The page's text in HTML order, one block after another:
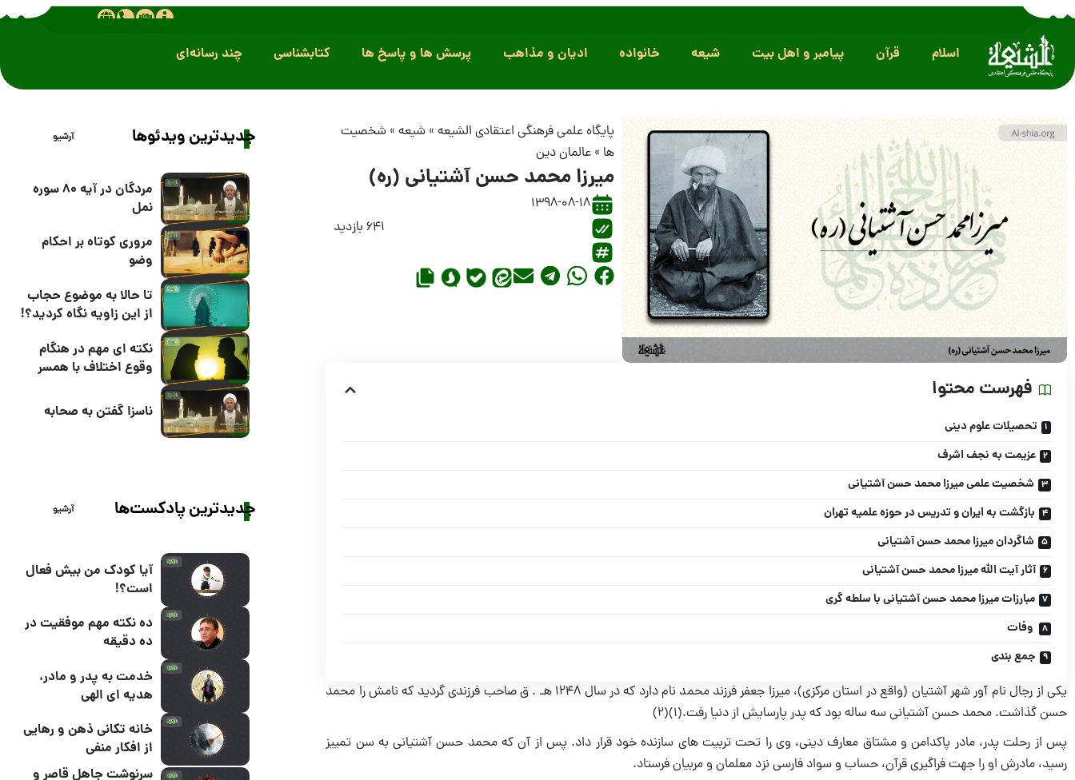
اسلام قرآن پیامبر و اهل بیت شیعه خانواده ادیان و مذاهب پرسش ها و پاسخ ها کتابشناسی چند رسانه‌ای
پایگاه علمی فرهنگی اعتقادی الشیعه »شیعه »شخصیت
ها »عالمان دین
میرزا محمد حسن آشتیانی (ره)
1398-08-18
641 بازدید
فهرست محتوا
تحصیلات علوم دینی
عزیمت به نجف اشرف
شخصیت علمی میرزا محمد حسن آشتیانی
بازگشت به ایران و تدریس در حوزه علمیه تهران
شاگردان میرزا محمد حسن آشتیانی
آثار آیت الله میرزا محمد حسن آشتیانی
مبارزات میرزا محمد حسن آشتیانی با سلطه گری
وفات
جمع بندی
یکی از رجال نام آور شهر آشتیان (واقع در استان مرکزی)، میرزا جعفر فرزند محمد نام دارد که در سال ۱۲۴۸ هـ . ق صاحب فرزندی گردید که نامش را محمد
حسن گذاشت. محمد حسن آشتیانی سه ساله بود که پدر پارسایش از دنیا رفت.(۱)(۲)
پس از رحلت پدر، مادر پاکدامن و مشتاق معارف دینی، وی را تحت تربیت های سازنده خود قرار داد. پس از آن که محمد حسن آشتیانی به سن تمییز
رسید، مادرش او را جهت فراگیری قرآن، حساب و سواد فارسی نزد معلمان و مربیان فرستاد.
جدیدترین ویدئوها آرشیو
مردگان در آیه 80 سوره
نمل
مروری کوتاه بر احکام
وضو
تا حالا به موضوع حجاب
از این زاویه نگاه کردید؟!
نکته ای مهم در هنگام
وقوع اختلاف با همسر
ناسزا گفتن به صحابه
جدیدترین پادکست‌ها آرشیو
آیا کودک من بیش فعال
است؟!
ده نکته مهم موفقیت در
ده دقیقه
خدمت به پدر و مادر،
هدیه ای الهی
خانه تکانی ذهن و رهایی
از افکار منفی
سرنوشت جاهل قاصر و